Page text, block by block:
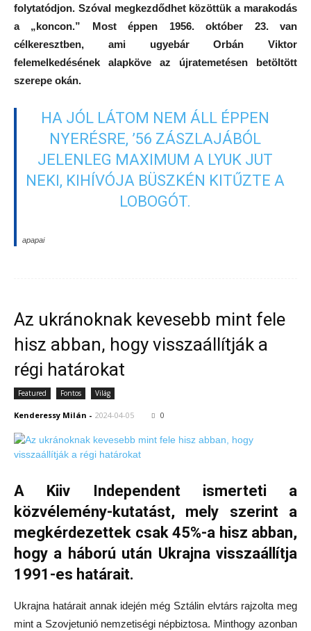
folytatódjon. Szóval megkezdődhet közöttük a marakodás
a „koncon.” Most éppen 1956. október 23. van
célkeresztben, ami ugyebár Orbán Viktor
felemelkedésének alapköve az újratemetésen betöltött
szerepe okán.
HA JÓL LÁTOM NEM ÁLL ÉPPEN
NYERÉSRE, ’56 ZÁSZLAJÁBÓL
JELENLEG MAXIMUM A LYUK JUT
NEKI, KIHÍVÓJA BÜSZKÉN KITŰZTE A
LOBOGÓT.
apapai
Az ukránoknak kevesebb mint fele
hisz abban, hogy visszaállítják a
régi határokat
Featured Fontos Világ
Kenderessy Milán - 2024-04-05 0
A Kiiv Independent ismerteti a
közvélemény-kutatást, mely szerint a
megkérdezettek csak 45%-a hisz abban,
hogy a háború után Ukrajna visszaállítja
1991-es határait.
Ukrajna határait annak idején még Sztálin elvtárs rajzolta meg
mint a Szovjetunió nemzetiségi népbiztosa. Minthogy azonban